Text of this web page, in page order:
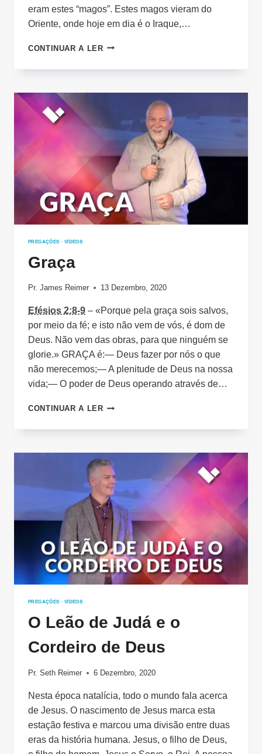
eram estes “magos”. Estes magos vieram do
Oriente, onde hoje em dia é o Iraque,…
CONTINUAR A LERVIMOS
LO
PREGAÇÕES · VÍDEOS
Graça
Pr. James Reimer 13 Dezembro, 2020
Efésios 2:8-9 – «Porque pela graça sois salvos,
por meio da fé; e isto não vem de vós, é dom de
Deus. Não vem das obras, para que ninguém se
glorie.» GRAÇA é:— Deus fazer por nós o que
não merecemos;— A plenitude de Deus na nossa
vida;— O poder de Deus operando através de…
CONTINUAR A LERGRAÇA
PREGAÇÕES · VÍDEOS
O Leão de Judá e o
Cordeiro de Deus
Pr. Seth Reimer 6 Dezembro, 2020
Nesta época natalícia, todo o mundo fala acerca
de Jesus. O nascimento de Jesus marca esta
estação festiva e marcou uma divisão entre duas
eras da história humana. Jesus, o filho de Deus,